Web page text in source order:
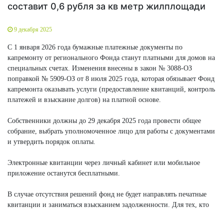
составит 0,6 рубля за кв метр жилплощади
9 декабря 2025
С 1 января 2026 года бумажные платежные документы по
капремонту от регионального Фонда станут платными для домов на
специальных счетах. Изменения внесены в закон № 3088-ОЗ
поправкой № 5909-ОЗ от 8 июля 2025 года, которая обязывает Фонд
капремонта оказывать услуги (предоставление квитанций, контроль
платежей и взыскание долгов) на платной основе.
Собственники должны до 29 декабря 2025 года провести общее
собрание, выбрать уполномоченное лицо для работы с документами
и утвердить порядок оплаты.​
Электронные квитанции через личный кабинет или мобильное
приложение останутся бесплатными.
В случае отсутствия решений фонд не будет направлять печатные
квитанции и заниматься взысканием задолженности. Для тех, кто